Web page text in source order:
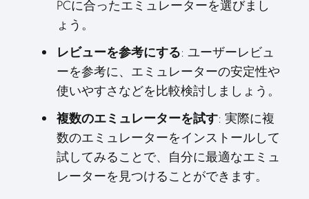
PCに合ったエミュレーターを選びまし
ょう。
レビューを参考にする: ユーザーレビュ
ーを参考に、エミュレーターの安定性や
使いやすさなどを比較検討しましょう。
複数のエミュレーターを試す: 実際に複
数のエミュレーターをインストールして
試してみることで、自分に最適なエミュ
レーターを見つけることができます。